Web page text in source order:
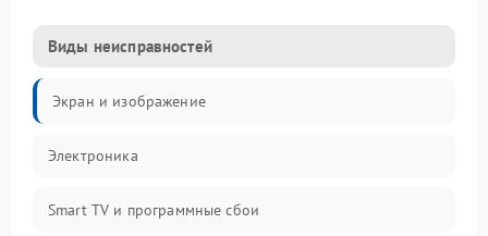
Виды неисправностей
Экран и изображение
Электроника
Smart TV и программные сбои